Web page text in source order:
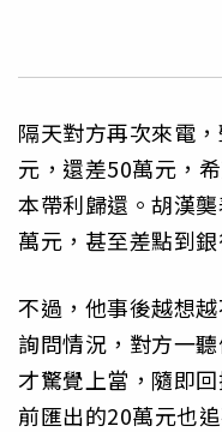
隔天對方再次來電
元，還差50萬元，
本帶利歸還。胡漢
萬元，甚至差點到銀
不過，他事後越想
詢問情況，對方一
才驚覺上當，隨即
前匯出的20萬元也追